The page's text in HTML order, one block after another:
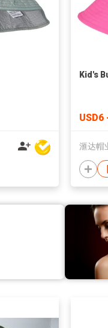
Kid's
USD6
滙达帽